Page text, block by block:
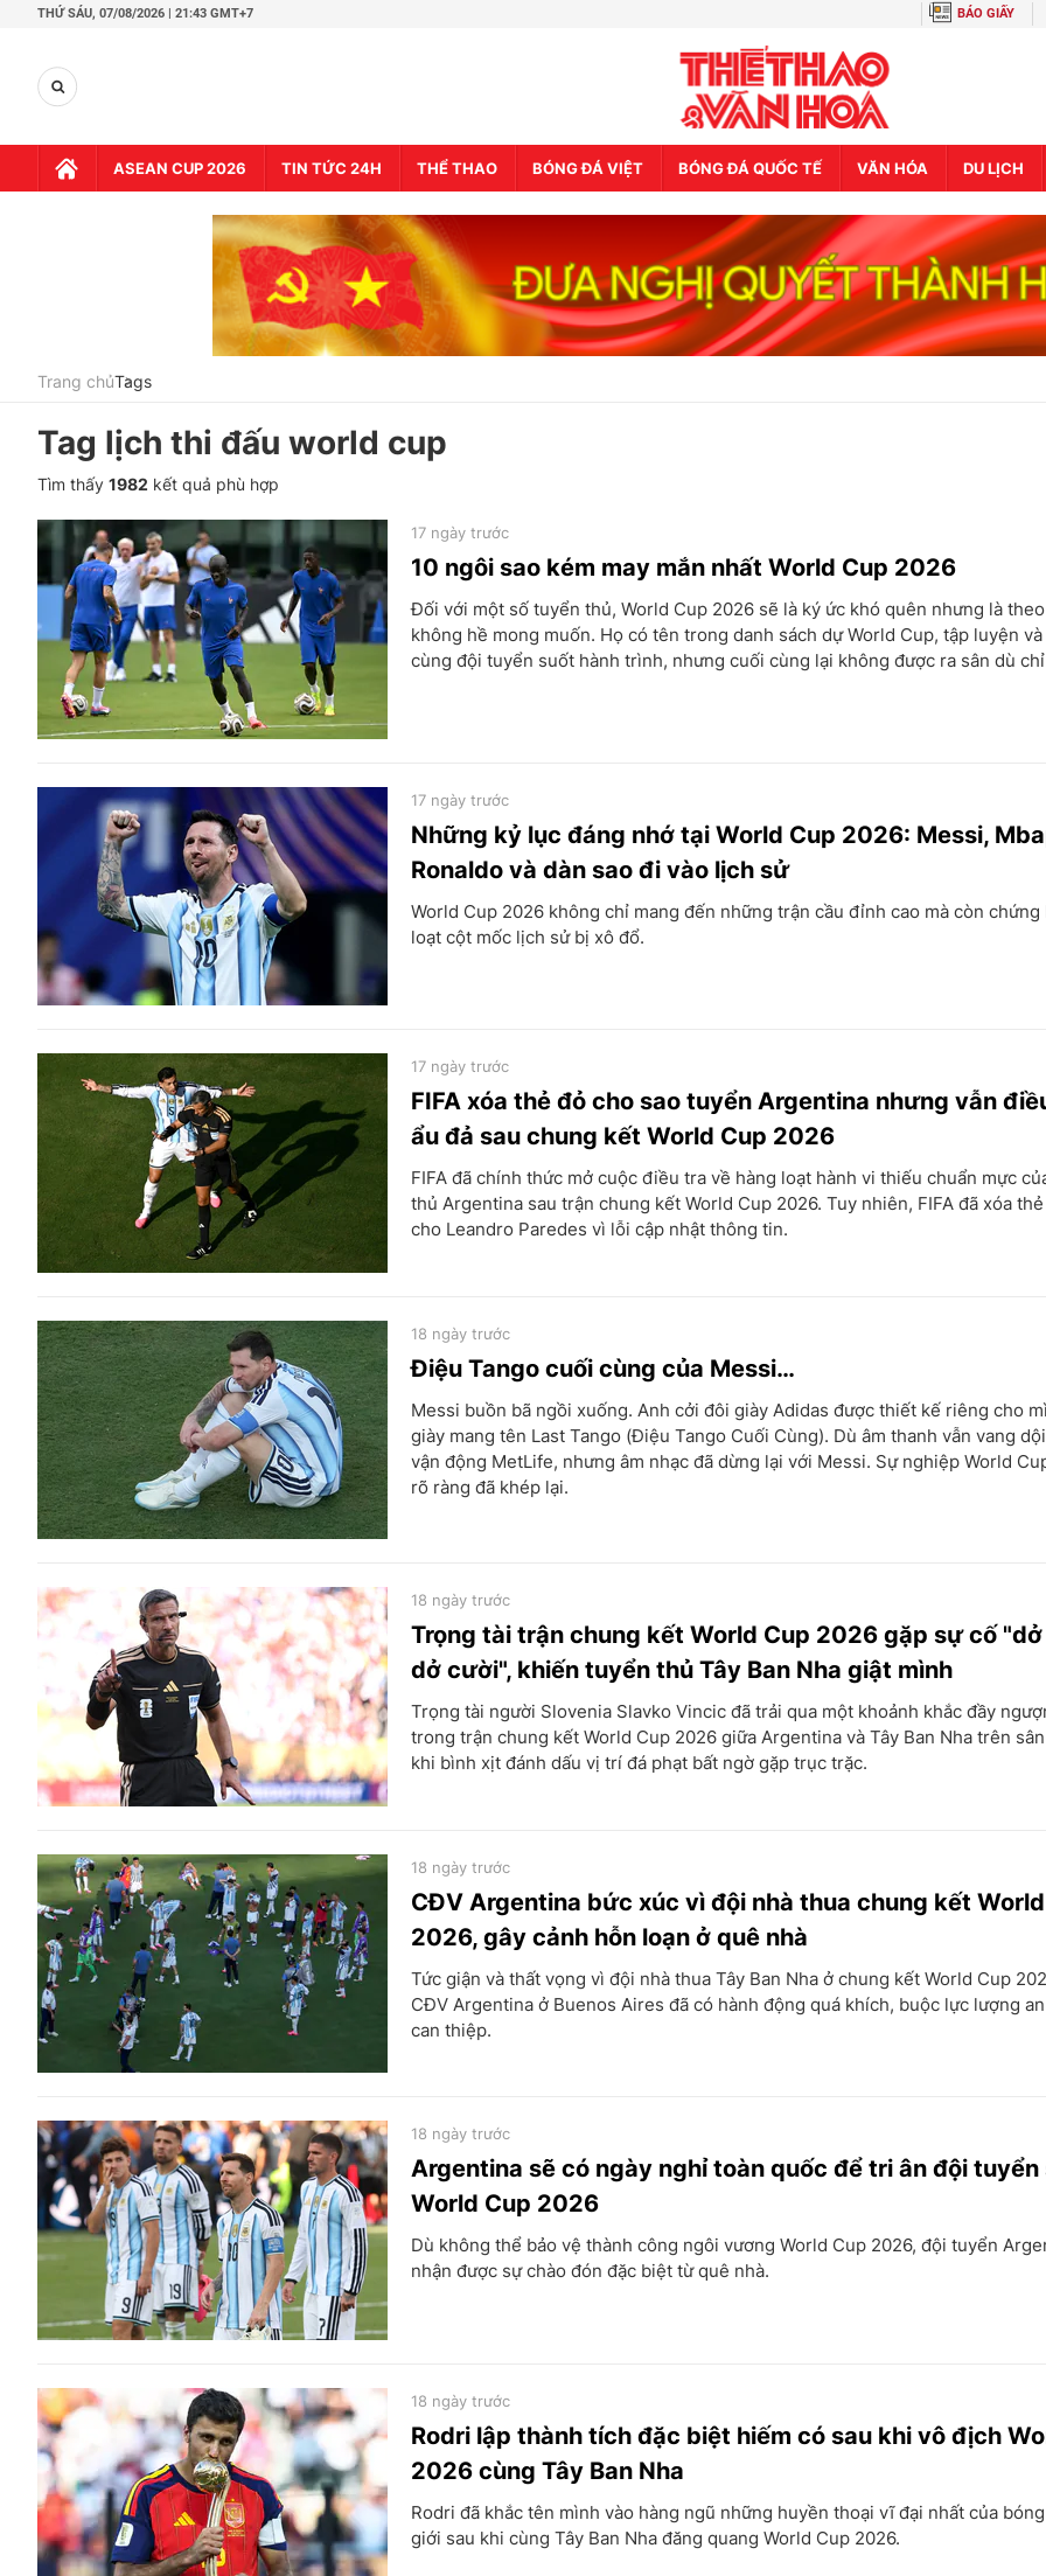
THỨ SÁU, 07/08/2026 | 21:43 GMT+7 BÁO GIẤY
ASEAN CUP 2026 TIN TỨC 24H THỂ THAO BÓNG ĐÁ VIỆT BÓNG ĐÁ QUỐC TẾ VĂN HÓA DU LỊCH
Trang chủTags
Tag lịch thi đấu world cup
Tìm thấy 1982 kết quả phù hợp
10 ngôi sao kém may mắn nhất World Cup 2026
17 ngày trước
Đối với một số tuyển thủ, World Cup 2026 sẽ là ký ức khó quên nhưng là
không hề mong muốn. Họ có tên trong danh sách dự World Cup, tập luyện
cùng đội tuyển suốt hành trình, nhưng cuối cùng lại không được ra sân dù
Những kỷ lục đáng nhớ tại World Cup 2026: Messi,
Ronaldo và dàn sao đi vào lịch sử
17 ngày trước
World Cup 2026 không chỉ mang đến những trận cầu đỉnh cao mà còn chứng
loạt cột mốc lịch sử bị xô đổ.
FIFA xóa thẻ đỏ cho sao tuyển Argentina nhưng vẫn
ẩu đả sau chung kết World Cup 2026
17 ngày trước
FIFA đã chính thức mở cuộc điều tra về hàng loạt hành vi thiếu chuẩn mực
thủ Argentina sau trận chung kết World Cup 2026. Tuy nhiên, FIFA đã xóa
cho Leandro Paredes vì lỗi cập nhật thông tin.
Điệu Tango cuối cùng của Messi…
18 ngày trước
Messi buồn bã ngồi xuống. Anh cởi đôi giày Adidas được thiết kế riêng cho
giày mang tên Last Tango (Điệu Tango Cuối Cùng). Dù âm thanh vẫn vang
vận động MetLife, nhưng âm nhạc đã dừng lại với Messi. Sự nghiệp World
rõ ràng đã khép lại.
Trọng tài trận chung kết World Cup 2026 gặp sự cố
dở cười", khiến tuyển thủ Tây Ban Nha giật mình
18 ngày trước
Trọng tài người Slovenia Slavko Vincic đã trải qua một khoảnh khắc đầy
trong trận chung kết World Cup 2026 giữa Argentina và Tây Ban Nha trên
khi bình xịt đánh dấu vị trí đá phạt bất ngờ gặp trục trặc.
CĐV Argentina bức xúc vì đội nhà thua chung kết
2026, gây cảnh hỗn loạn ở quê nhà
18 ngày trước
Tức giận và thất vọng vì đội nhà thua Tây Ban Nha ở chung kết World Cup
CĐV Argentina ở Buenos Aires đã có hành động quá khích, buộc lực lượng
can thiệp.
Argentina sẽ có ngày nghỉ toàn quốc để tri ân đội tuyển
World Cup 2026
18 ngày trước
Dù không thể bảo vệ thành công ngôi vương World Cup 2026, đội tuyển
nhận được sự chào đón đặc biệt từ quê nhà.
Rodri lập thành tích đặc biệt hiếm có sau khi vô địch
2026 cùng Tây Ban Nha
18 ngày trước
Rodri đã khắc tên mình vào hàng ngũ những huyền thoại vĩ đại nhất của
giới sau khi cùng Tây Ban Nha đăng quang World Cup 2026.